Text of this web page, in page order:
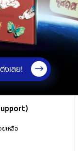
งเลย!
เหลือ